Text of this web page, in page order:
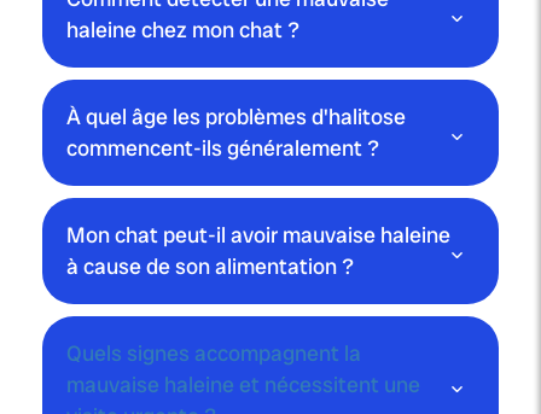
haleine chez mon chat ?
À quel âge les problèmes d'halitose
commencent-ils généralement ?
Mon chat peut-il avoir mauvaise haleine
à cause de son alimentation ?
Quels signes accompagnent la
mauvaise haleine et nécessitent une